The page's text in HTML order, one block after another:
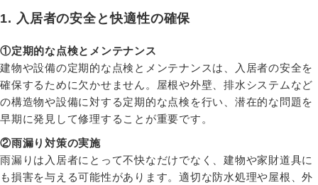
1. 入居者の安全と快適性の確保
①定期的な点検とメンテナンス
建物や設備の定期的な点検とメンテナンスは、入居者の安全を
確保するために欠かせません。屋根や外壁、排水システムなど
の構造物や設備に対する定期的な点検を行い、潜在的な問題を
早期に発見して修理することが重要です。
②雨漏り対策の実施
雨漏りは入居者にとって不快なだけでなく、建物や家財道具に
も損害を与える可能性があります。適切な防水処理や屋根、外